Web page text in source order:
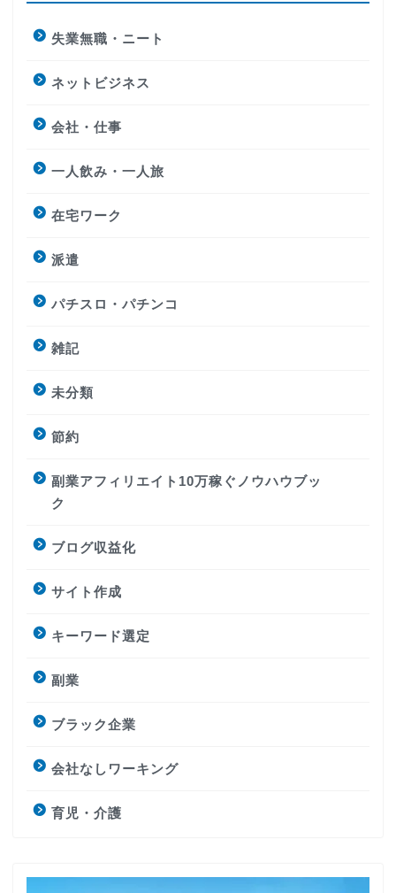
失業無職・ニート
ネットビジネス
会社・仕事
一人飲み・一人旅
在宅ワーク
派遣
パチスロ・パチンコ
雑記
未分類
節約
副業アフィリエイト10万稼ぐノウハウブッ
ク
ブログ収益化
サイト作成
キーワード選定
副業
ブラック企業
会社なしワーキング
育児・介護